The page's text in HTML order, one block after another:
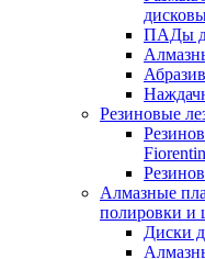
ПАДы
Резиновые
Алмазные
полировки и
Диски